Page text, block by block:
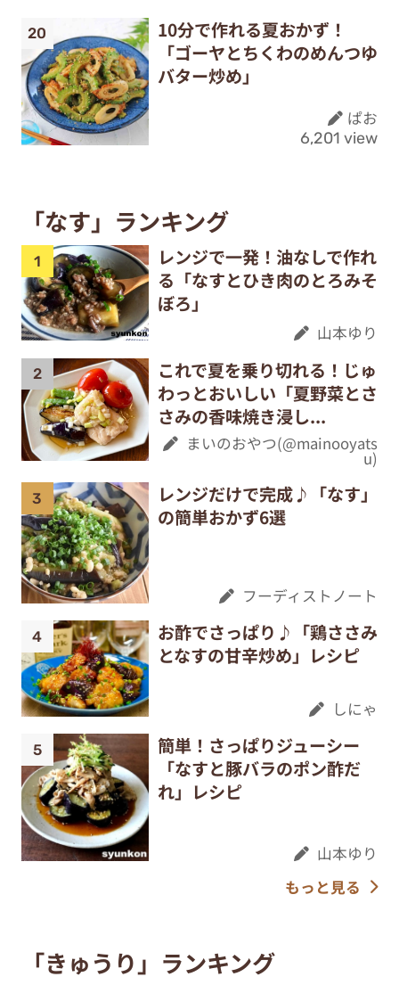
10分で作れる夏おかず！
「ゴーヤとちくわのめんつゆ
バター炒め」
ぱお
6,201 view
「なす」ランキング
レンジで一発！油なしで作れ
る「なすとひき肉のとろみそ
ぼろ」
山本ゆり
これで夏を乗り切れる！じゅ
わっとおいしい「夏野菜とさ
さみの香味焼き浸し...
まいのおやつ(@mainooyats
u)
レンジだけで完成♪「なす」
の簡単おかず6選
フーディストノート
お酢でさっぱり♪「鶏ささみ
となすの甘辛炒め」レシピ
しにゃ
簡単！さっぱりジューシー
「なすと豚バラのポン酢だ
れ」レシピ
山本ゆり
もっと見る
「きゅうり」ランキング